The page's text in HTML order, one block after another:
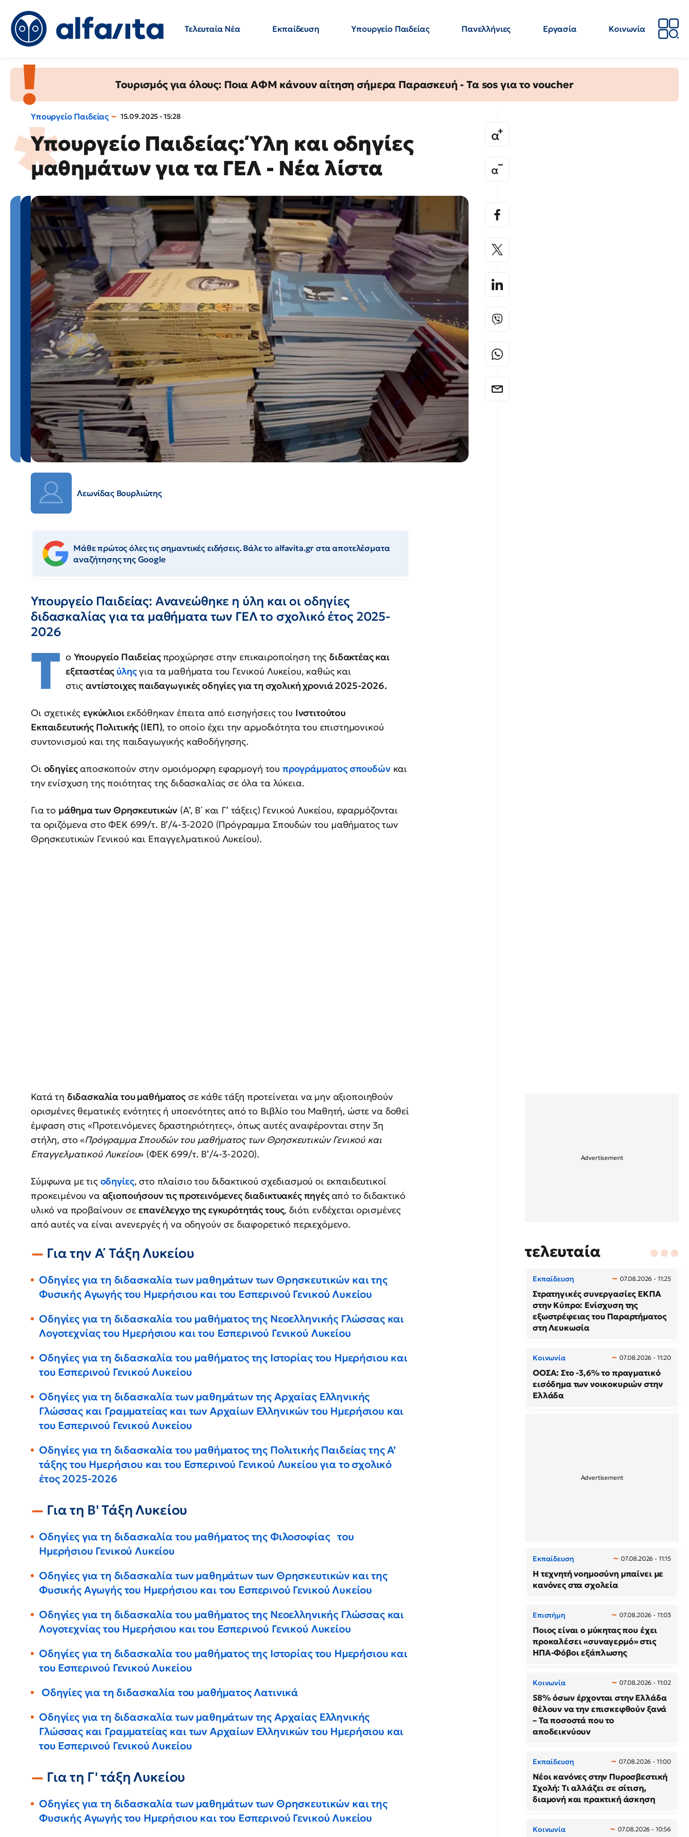
Τελευταία Νέα Εκπαίδευση Υπουργείο Παιδείας Πανελλήνιες Εργασία
Κοινωνία
Τουρισμός για όλους: Ποια ΑΦΜ κάνουν αίτηση σήμερα Παρασκευή - Τα sos για το voucher
Υπουργείο Παιδείας 15.09.2025 - 15:28
Υπουργείο Παιδείας: Ύλη και οδηγίες
μαθημάτων για τα ΓΕΛ - Νέα λίστα
Λεωνίδας Βουρλιώτης
Μάθε πρώτος όλες τις σημαντικές ειδήσεις. Βάλε το alfavita.gr στα αποτελέσματα
αναζήτησης της Google
Υπουργείο Παιδείας: Ανανεώθηκε η ύλη και οι οδηγίες
διδασκαλίας για τα μαθήματα των ΓΕΛ το σχολικό έτος 2025-
2026
Τ ο Υπουργείο Παιδείαςπροχώρησε στην επικαιροποίηση τηςδιδακτέας και
εξεταστέας ύληςγια τα μαθήματα του Γενικού Λυκείου, καθώς και
στιςαντίστοιχες παιδαγωγικές οδηγίες για τη σχολική χρονιά 2025-2026.
Οι σχετικέςεγκύκλιοιεκδόθηκαν έπειτα από εισηγήσεις του Ινστιτούτου
Εκπαιδευτικής Πολιτικής (ΙΕΠ), το οποίο έχει την αρμοδιότητα του επιστημονικού
συντονισμού και της παιδαγωγικής καθοδήγησης.
Οι οδηγίεςαποσκοπούν στην ομοιόμορφη εφαρμογή του προγράμματος σπουδώνκαι
την ενίσχυση της ποιότητας της διδασκαλίας σε όλα τα λύκεια.
Για το μάθημα των Θρησκευτικών (A’, Β΄ και Γ’ τάξεις) Γενικού Λυκείου, εφαρμόζονται
τα οριζόμενα στο ΦΕΚ 699/τ. Β’/4-3-2020 (Πρόγραμμα Σπουδών του μαθήματος των
Θρησκευτικών Γενικού και Επαγγελματικού Λυκείου).
Κατά τη διδασκαλία του μαθήματοςσε κάθε τάξη προτείνεται να μην αξιοποιηθούν
ορισμένες θεματικές ενότητες ή υποενότητες από το Βιβλίο του Μαθητή, ώστε να δοθεί
έμφαση στις «Προτεινόμενες δραστηριότητες», όπως αυτές αναφέρονται στην 3η
στήλη, στο «Πρόγραμμα Σπουδών του μαθήματος των Θρησκευτικών Γενικού και
Επαγγελματικού Λυκείου» (ΦΕΚ 699/τ. Β’/4-3-2020).
Σύμφωνα με τις οδηγίες, στο πλαίσιο του διδακτικού σχεδιασμού οι εκπαιδευτικοί
προκειμένου να αξιοποιήσουν τις προτεινόμενες διαδικτυακές πηγέςαπό το διδακτικό
υλικό να προβαίνουν σεεπανέλεγχο της εγκυρότητάς τους, διότι ενδέχεται ορισμένες
από αυτές να είναι ανενεργές ή να οδηγούν σε διαφορετικό περιεχόμενο.
Για την Α΄ Τάξη Λυκείου
Οδηγίες για τη διδασκαλία των μαθημάτων των Θρησκευτικών και της
Φυσικής Αγωγής του Ημερήσιου και του Εσπερινού Γενικού Λυκείου
Οδηγίες για τη διδασκαλία του μαθήματος της Νεοελληνικής Γλώσσας και
Λογοτεχνίας του Ημερήσιου και του Εσπερινού Γενικού Λυκείου
Οδηγίες για τη διδασκαλία του μαθήματος της Ιστορίας του Ημερήσιου και
του Εσπερινού Γενικού Λυκείου
Οδηγίες για τη διδασκαλία των μαθημάτων της Αρχαίας Ελληνικής
Γλώσσας και Γραμματείας και των Αρχαίων Ελληνικών του Ημερήσιου και
του Εσπερινού Γενικού Λυκείου
Οδηγίες για τη διδασκαλία του μαθήματος της Πολιτικής Παιδείας της Α’
τάξης του Ημερήσιου και του Εσπερινού Γενικού Λυκείου για το σχολικό
έτος 2025-2026
Για τη Β' Τάξη Λυκείου
Οδηγίες για τη διδασκαλία του μαθήματος της Φιλοσοφίας του
Ημερήσιου Γενικού Λυκείου
Οδηγίες για τη διδασκαλία των μαθημάτων των Θρησκευτικών και της
Φυσικής Αγωγής του Ημερήσιου και του Εσπερινού Γενικού Λυκείου
Οδηγίες για τη διδασκαλία του μαθήματος της Νεοελληνικής Γλώσσας και
Λογοτεχνίας του Ημερήσιου και του Εσπερινού Γενικού Λυκείου
Οδηγίες για τη διδασκαλία του μαθήματος της Ιστορίας του Ημερήσιου και
του Εσπερινού Γενικού Λυκείου
Οδηγίες για τη διδασκαλία του μαθήματος Λατινικά
Οδηγίες για τη διδασκαλία των μαθημάτων της Αρχαίας Ελληνικής
Γλώσσας και Γραμματείας και των Αρχαίων Ελληνικών του Ημερήσιου και
του Εσπερινού Γενικού Λυκείου
Για τη Γ' τάξη Λυκείου
Οδηγίες για τη διδασκαλία των μαθημάτων των Θρησκευτικών και της
Φυσικής Αγωγής του Ημερήσιου και του Εσπερινού Γενικού Λυκείου
τελευταία
Εκπαίδευση 07.08.2026 - 11:25
Στρατηγικές συνεργασίες ΕΚΠΑ
στην Κύπρο: Ενίσχυση της
εξωστρέφειας του Παραρτήματος
στη Λευκωσία
Κοινωνία 07.08.2026 - 11:20
ΟΟΣΑ: Στο -3,6% το πραγματικό
εισόδημα των νοικοκυριών στην
Ελλάδα
Εκπαίδευση 07.08.2026 - 11:15
Η τεχνητή νοημοσύνη μπαίνει με
κανόνες στα σχολεία
Επιστήμη 07.08.2026 - 11:03
Ποιος είναι ο μύκητας που έχει
προκαλέσει «συναγερμό» στις
ΗΠΑ-Φόβοι εξάπλωσης
Κοινωνία 07.08.2026 - 11:02
58% όσων έρχονται στην Ελλάδα
θέλουν να την επισκεφθούν ξανά
– Τα ποσοστά που το
αποδεικνύουν
Εκπαίδευση 07.08.2026 - 11:00
Νέοι κανόνες στην Πυροσβεστική
Σχολή: Τι αλλάζει σε σίτιση,
διαμονή και πρακτική άσκηση
Κοινωνία 07.08.2026 - 10:56